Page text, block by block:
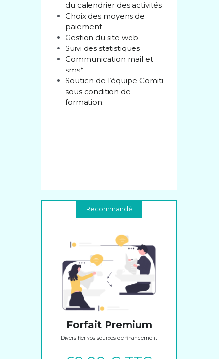
du calendrier des activités
Choix des moyens de
paiement
Gestion du site web
Suivi des statistiques
Communication mail et
sms*
Soutien de l’équipe Comiti
sous condition de
formation.
Recommandé
Forfait Premium
Diversifier vos sources de financement